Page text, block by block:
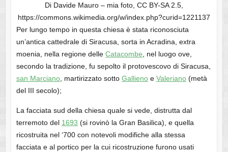
Di Davide Mauro – mia foto, CC BY-SA 2.5,
https://commons.wikimedia.org/w/index.php?curid=1221137
Per lungo tempo in questa chiesa è stata riconosciuta
un’antica cattedrale di Siracusa, sorta in Acradina, extra
moenia, nella regione delle Catacombe , nel luogo ove,
secondo la tradizione, fu sepolto il protovescovo di Siracusa,
san Marciano, martirizzato sotto Gallienoe Valeriano(metà
del III secolo);
La facciata sud della chiesa quale si vede, distrutta dal
terremoto del 1693 (si rovinò la Gran Basilica), e quella
ricostruita nel ‘700 con notevoli modifiche alla stessa
facciata e al portico per la cui ricostruzione furono usati